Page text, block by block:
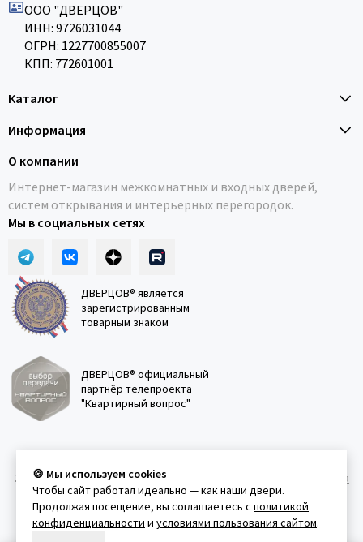
ООО "ДВЕРЦОВ"
ИНН: 9726031044
ОГРН: 1227700855007
КПП: 772601001
Каталог
Информация
О компании
Интернет-магазин межкомнатных и входных дверей,
систем открывания и интерьерных перегородок.
Мы в социальных сетях
ДВЕРЦОВ® является
зарегистрированным
товарным знаком
ДВЕРЦОВ® официальный
партнёр телепроекта
"Квартирный вопрос"
2011-2026 © Дверцов. Карта сайта
Политика
конфеденциальности Условия использования сайта
🍪 Мы используем cookies
Чтобы сайт работал идеально — как наши двери.
Продолжая посещение, вы соглашаетесь с политикой
конфиденциальности и условиями пользования сайтом.